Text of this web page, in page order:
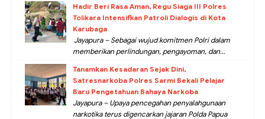
Hadir Beri Rasa Aman, Regu Siaga III Polres
Tolikara Intensifkan Patroli Dialogis di Kota
Karubaga
Jayapura – Sebagai wujud komitmen Polri dalam
memberikan perlindungan, pengayoman, dan...
Tanamkan Kesadaran Sejak Dini,
Satresnarkoba Polres Sarmi Bekali Pelajar
Baru Pengetahuan Bahaya Narkoba
Jayapura – Upaya pencegahan penyalahgunaan
narkotika terus digencarkan jajaran Polda Papua